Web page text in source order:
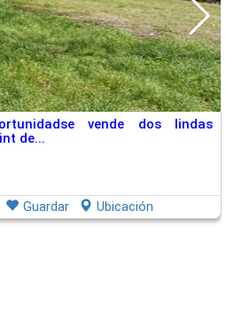
vende dos lindas
de...
Guardar Ubicación